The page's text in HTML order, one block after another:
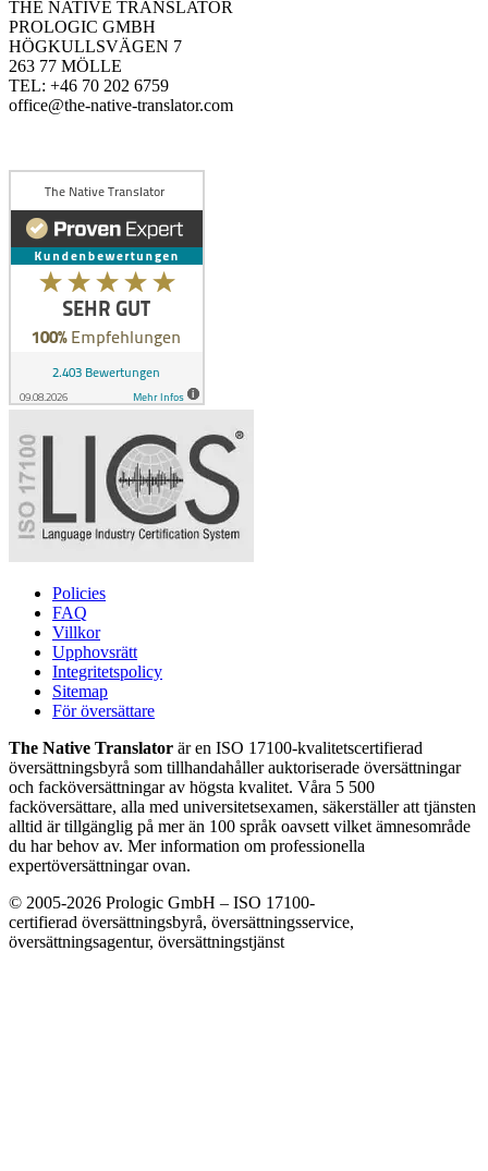
THE NATIVE TRANSLATOR
PROLOGIC GMBH
HÖGKULLSVÄGEN 7
263 77 MÖLLE
TEL: +46 70 202 6759
office@the-native-translator.com
Policies
FAQ
Villkor
Upphovsrätt
Integritetspolicy
Sitemap
För översättare
The Native Translator är en ISO 17100-kvalitetscertifierad
översättningsbyrå som tillhandahåller auktoriserade översättningar
och facköversättningar av högsta kvalitet. Våra 5 500
facköversättare, alla med universitetsexamen, säkerställer att tjänsten
alltid är tillgänglig på mer än 100 språk oavsett vilket ämnesområde
du har behov av. Mer information om professionella
expertöversättningar ovan.
© 2005-2026 Prologic GmbH – ISO 17100-
certifierad översättningsbyrå, översättningsservice,
översättningsagentur, översättningstjänst